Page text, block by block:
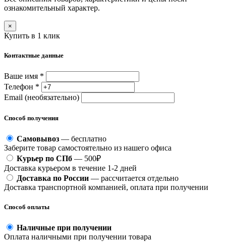
ознакомительный характер.
×
Купить в 1 клик
Контактные данные
Ваше имя *
Телефон *
Email (необязательно)
Способ получения
Самовывоз — бесплатно
Заберите товар самостоятельно из нашего офиса
Курьер по СПб — 500₽
Доставка курьером в течение 1-2 дней
Доставка по России — рассчитается отдельно
Доставка транспортной компанией, оплата при получении
Способ оплаты
Наличные при получении
Оплата наличными при получении товара